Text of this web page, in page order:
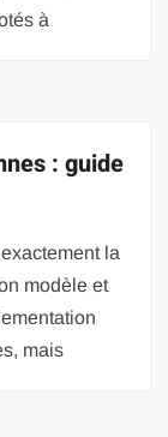
à
: guide
la
modèle et
mais